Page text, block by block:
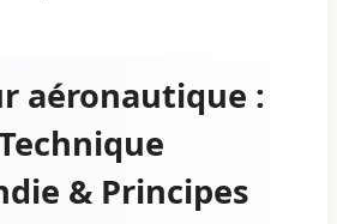
aéronautique :
& Principes